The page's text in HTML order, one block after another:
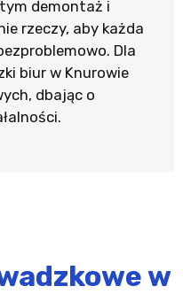
tym demontaż i
rzeczy, aby każda
Dla
biur w Knurowie
dbając o
w